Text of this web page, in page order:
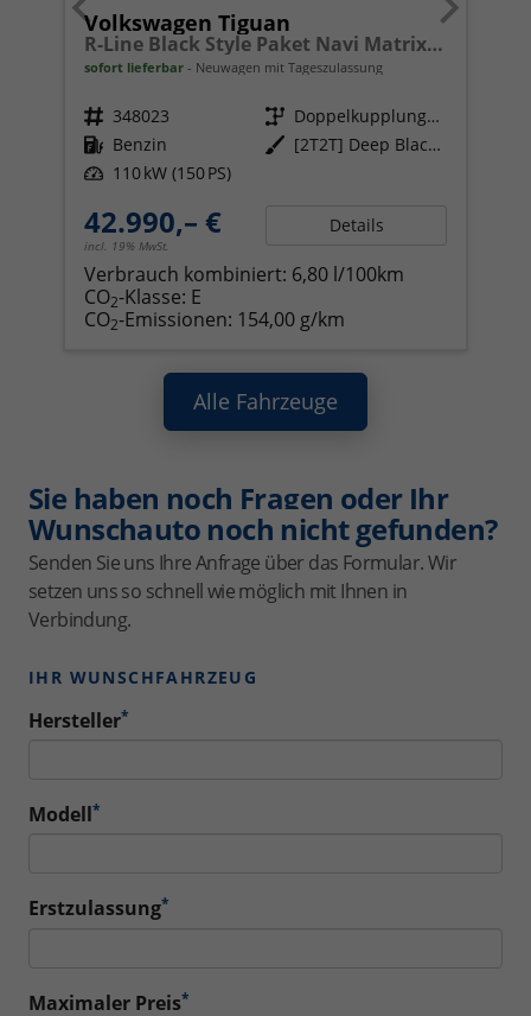
Volkswagen Tiguan
R-Line Black Style Paket Navi Matrix-LED ACC
sofort lieferbar Neuwagen mit Tageszulassung
Fahrzeugnr. 348023 Getriebe
Doppelkupplungsgetriebe (DSG)
Kraftstoff Benzin Außenfarbe
[2T2T] Deep Black Perleffekt
Leistung 110 kW (150 PS)
42.990,– €
incl. 19% MwSt.
Details
Verbrauch kombiniert: 6,80 l/100km
CO2-Klasse: E
CO2-Emissionen: 154,00 g/km
Alle Fahrzeuge
Sie haben noch Fragen oder Ihr
Wunschauto noch nicht gefunden?
Senden Sie uns Ihre Anfrage über das Formular. Wir
setzen uns so schnell wie möglich mit Ihnen in
Verbindung.
IHR WUNSCHFAHRZEUG
Hersteller*
Modell*
Erstzulassung*
Maximaler Preis*